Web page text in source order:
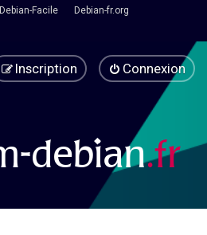
Debian-Facile
Debian-fr.org
Connexion
Inscription